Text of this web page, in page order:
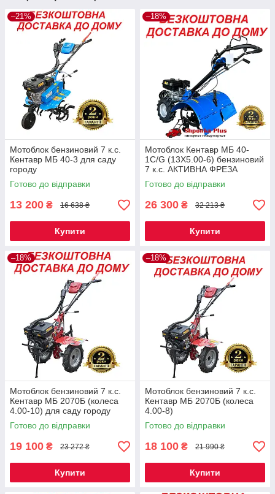
–21%
Мотоблок бензиновий 7 к.с.
Кентавр МБ 40-3 для саду
городу
Готово до відправки
13 200 ₴ 16 638 ₴
Купити
–18%
Мотоблок Кентавр МБ 40-
1С/G (13Х5.00-6) бензиновий
7 к.с. АКТИВНА ФРЕЗА
Готово до відправки
26 300 ₴ 32 213 ₴
Купити
–18%
Мотоблок бензиновий 7 к.с.
Кентавр МБ 2070Б (колеса
4.00-10) для саду городу
Готово до відправки
19 100 ₴ 23 272 ₴
Купити
–18%
Мотоблок бензиновий 7 к.с.
Кентавр МБ 2070Б (колеса
4.00-8)
Готово до відправки
18 100 ₴ 21 990 ₴
Купити